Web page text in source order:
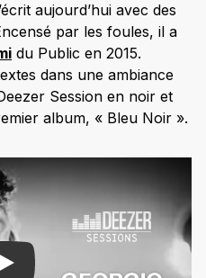
aujourd’hui avec des
par les foules, il a
du Public en 2015.
dans une ambiance
Session en noir et
album, « Bleu Noir ».
Play